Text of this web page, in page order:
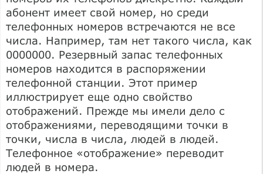
абонент имеет свой номер, но среди
телефонных номеров встречаются не все
числа. Например, там нет такого числа, как
0000000. Резервный запас телефонных
номеров находится в распоряжении
телефонной станции. Этот пример
иллюстрирует еще одно свойство
отображений. Прежде мы имели дело с
отображениями, переводящими точки в
точки, числа в числа, людей в людей.
Телефонное «отображение» переводит
людей в номера.